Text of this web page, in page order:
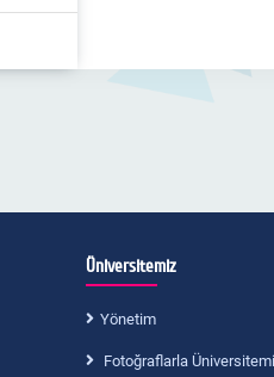
Üniversitemiz
Yönetim
Fotoğraflarla